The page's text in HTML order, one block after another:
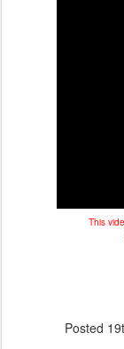
This
Posted